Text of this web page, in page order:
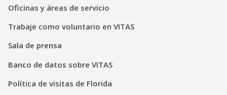
Oficinas y áreas de servicio
Trabaje como voluntario en VITAS
Sala de prensa
Banco de datos sobre VITAS
Política de visitas de Florida